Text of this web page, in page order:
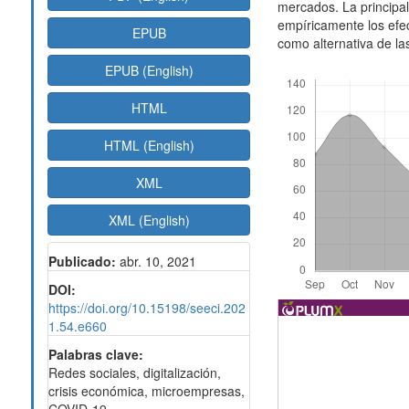
EPUB
EPUB (English)
HTML
HTML (English)
XML
XML (English)
Publicado: abr. 10, 2021
DOI:
https://doi.org/10.15198/seeci.202
1.54.e660
Palabras clave:
Redes sociales, digitalización,
crisis económica, microempresas,
mercados. La
empíricamente los
como alternativa de